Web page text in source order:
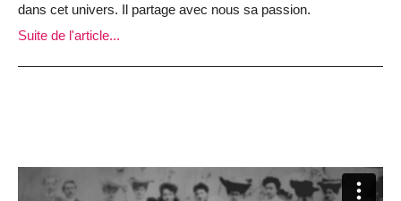
dans cet univers. Il partage avec nous sa passion.
Suite de l'article...